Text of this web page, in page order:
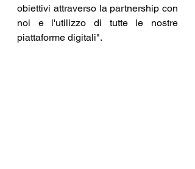
obiettivi attraverso la partnership con
noi e l'utilizzo di tutte le nostre
piattaforme digitali".